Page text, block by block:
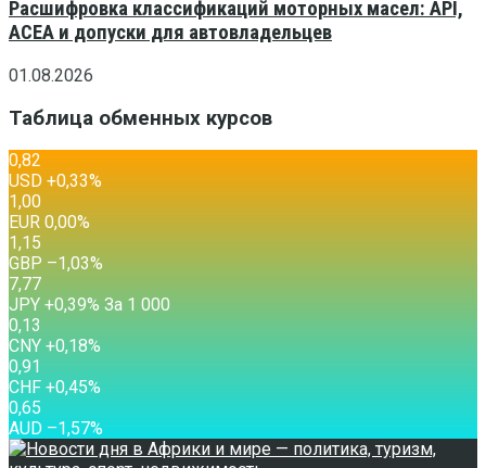
Расшифровка классификаций моторных масел: API,
ACEA и допуски для автовладельцев
01.08.2026
Таблица обменных курсов
0,82
USD +0,33%
1,00
EUR 0,00%
1,15
GBP –1,03%
7,77
JPY +0,39% За 1 000
0,13
CNY +0,18%
0,91
CHF +0,45%
0,65
AUD –1,57%